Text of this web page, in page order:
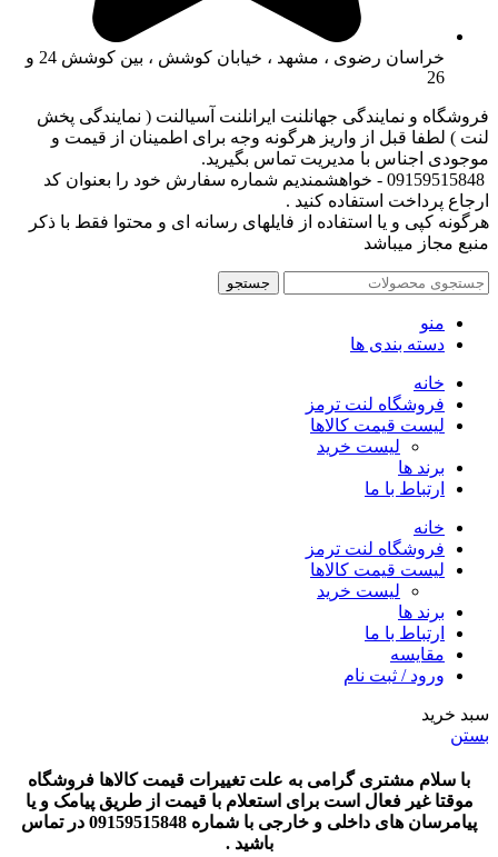
خراسان رضوی ، مشهد ، خیابان کوشش ، بین کوشش 24 و
26
فروشگاه و نمایندگی جهانلنت ایرانلنت آسیالنت ( نمایندگی پخش
لنت ) لطفا قبل از واریز هرگونه وجه برای اطمینان از قیمت و
موجودی اجناس با مدیریت تماس بگیرید.
09159515848 - خواهشمندیم شماره سفارش خود را بعنوان کد
ارجاع پرداخت استفاده کنید .
هرگونه کپی و یا استفاده از فایلهای رسانه ای و محتوا فقط با ذکر
منبع مجاز میباشد
جستجو
منو
دسته بندی ها
خانه
فروشگاه لنت ترمز
لیست قیمت کالاها
لیست خرید
برند ها
ارتباط با ما
خانه
فروشگاه لنت ترمز
لیست قیمت کالاها
لیست خرید
برند ها
ارتباط با ما
مقایسه
ورود / ثبت نام
سبد خرید
بستن
با سلام مشتری گرامی به علت تغییرات قیمت کالاها فروشگاه
موقتا غیر فعال است برای استعلام با قیمت از طریق پیامک و یا
پیامرسان های داخلی و خارجی با شماره 09159515848 در تماس
باشید .